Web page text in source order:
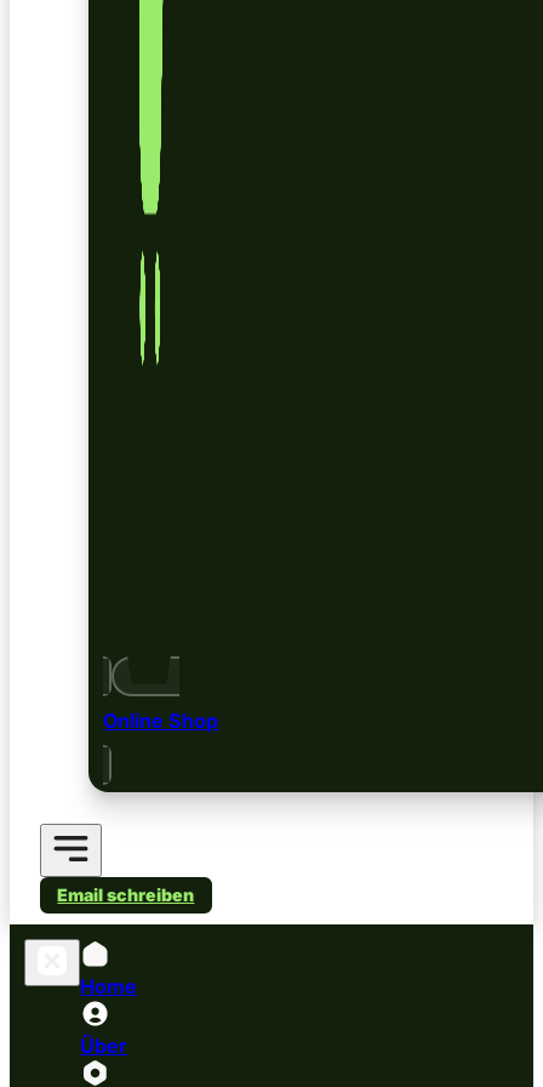
Online Shop
Email schreiben
Home
Über